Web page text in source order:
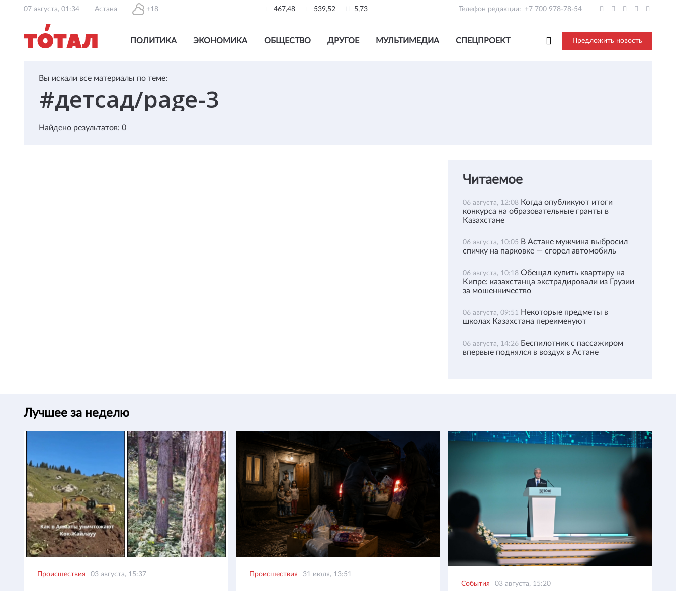
07 августа, 01:34 Астана +18 467,48 539,52 5,73 Телефон редакции: +7 700 978-78-54
ПОЛИТИКА ЭКОНОМИКА ОБЩЕСТВО ДРУГОЕ МУЛЬТИМЕДИА СПЕЦПРОЕКТ Предложить новость
Вы искали все материалы по теме:
Найдено результатов: 0
Читаемое
06 августа, 12:08 Когда опубликуют итоги
конкурса на образовательные гранты в
Казахстане
06 августа, 10:05 В Астане мужчина выбросил
спичку на парковке — сгорел автомобиль
06 августа, 10:18 Обещал купить квартиру на
Кипре: казахстанца экстрадировали из Грузии
за мошенничество
06 августа, 09:51 Некоторые предметы в
школах Казахстана переименуют
06 августа, 14:26 Беспилотник с пассажиром
впервые поднялся в воздух в Астане
Лучшее за неделю
Происшествия 03 августа, 15:37 Происшествия 31 июля, 13:51
События 03 августа, 15:20